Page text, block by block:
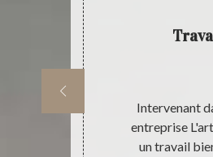
Intervenant
entreprise
un travail